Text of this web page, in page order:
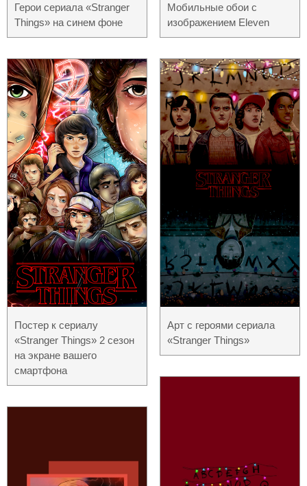
Герои сериала «Stranger
Things» на синем фоне
Постер к сериалу
«Stranger Things» 2 сезон
на экране вашего
смартфона
Мобильные обои с
изображением Eleven
Арт с героями сериала
«Stranger Things»